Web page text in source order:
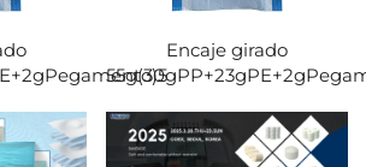
Encaje girado